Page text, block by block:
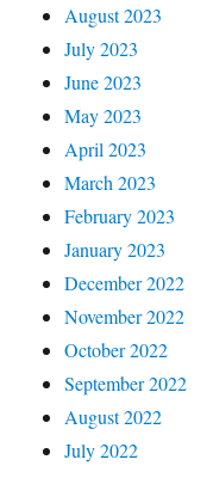
August 2023
July 2023
June 2023
May 2023
April 2023
March 2023
February 2023
January 2023
December 2022
November 2022
October 2022
September 2022
August 2022
July 2022